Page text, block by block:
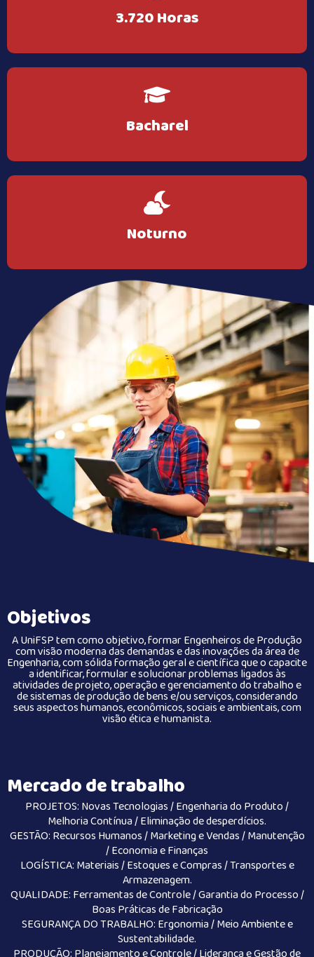
3.720 Horas
Bacharel
Noturno
Objetivos
A UniFSP tem como objetivo, formar Engenheiros de Produção
com visão moderna das demandas e das inovações da área de
Engenharia, com sólida formação geral e científica que o capacite
a identificar, formular e solucionar problemas ligados às
atividades de projeto, operação e gerenciamento do trabalho e
de sistemas de produção de bens e/ou serviços, considerando
seus aspectos humanos, econômicos, sociais e ambientais, com
visão ética e humanista.
Mercado de trabalho
PROJETOS: Novas Tecnologias / Engenharia do Produto /
Melhoria Contínua / Eliminação de desperdícios.
GESTÃO: Recursos Humanos / Marketing e Vendas / Manutenção
/ Economia e Finanças
LOGÍSTICA: Materiais / Estoques e Compras / Transportes e
Armazenagem.
QUALIDADE: Ferramentas de Controle / Garantia do Processo /
Boas Práticas de Fabricação
SEGURANÇA DO TRABALHO: Ergonomia / Meio Ambiente e
Sustentabilidade.